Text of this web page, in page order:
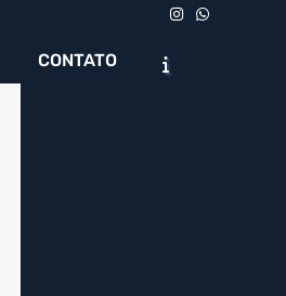
CONTATO